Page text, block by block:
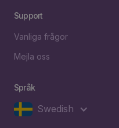
Support
Vanliga frågor
Mejla oss
Språk
Swedish